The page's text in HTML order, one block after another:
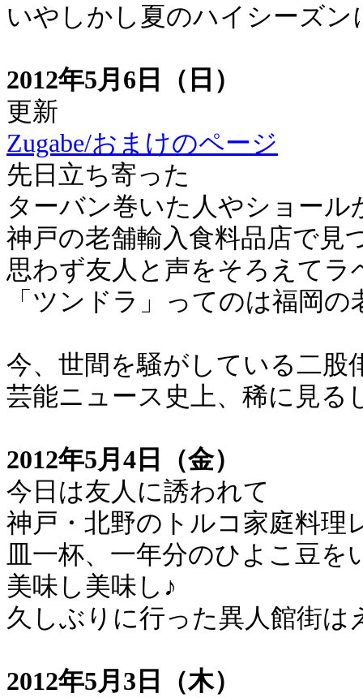
いやしかし夏のハイシーズ
2012年5月6日（日）
更新
Zugabe/おまけのページ
先日立ち寄った
ターバン巻いた人やショー
神戸の老舗輸入食料品店で
思わず友人と声をそろえて
「ツンドラ」ってのは福岡
今、世間を騒がしている二股
芸能ニュース史上、稀に見
2012年5月4日（金）
今日は友人に誘われて
神戸・北野のトルコ家庭料理
皿一杯、一年分のひよこ豆を
美味し美味し♪
久しぶりに行った異人館街
2012年5月3日（木）